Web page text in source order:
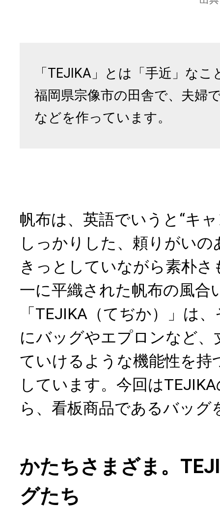
「TEJIKA」とは「手近」なこ
福岡県宗像市の田舎で、夫婦
などを作っています。
帆布は、英語でいうと“キ
しっかりした、頼りがい
きっとしていながら素朴さ
一に平織された帆布の風合
「TEJIKA（てぢか）」は
にバッグやエプロンなど、
ていけるような機能性を持
しています。今回は
ら、看板商品であるバッグ
かたちさまざま。
グたち